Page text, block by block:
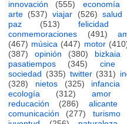
innovación
(555) economía
arte (537) viajar (526) salud
paz
(513) felicidad
conmemoraciones
(491)
(467) música (447) motor
(387)
opinión (380) bizkaia
pasatiempos
(345) cine
sociedad (335) twitter (331)
(328)
nietos (325) infancia
ecología
(312) amor
reducación
(286) alicante
comunicación
(277) turismo